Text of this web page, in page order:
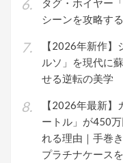
タグ・ホイヤー
シーンを攻略す
【2026年新作
ルソ」を現代に
せる逆転の美学
【2026年最新
ートル」が450万
れる理由｜手巻
プラチナケース